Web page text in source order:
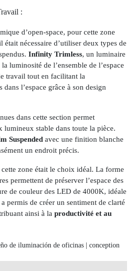
:
d’open-space, pour cette zone
était nécessaire d’utiliser deux types de
Infinity Trimless, un luminaire
luminosité de l’ensemble de l’espace
travail tout en facilitant la
l’espace grâce à son design
dans cette section permet
lumineux stable dans toute la pièce.
Suspended avec une finition blanche
un endroit précis.
zone était le choix idéal. La forme
permettent de préserver l’espace des
de couleur des LED de 4000K, idéale
permis de créer un sentiment de clarté
ainsi à la productivité et au